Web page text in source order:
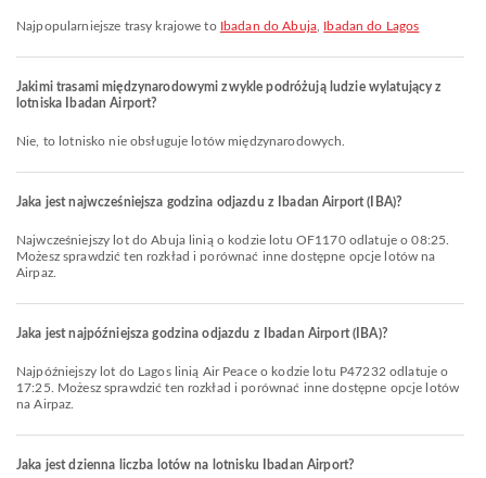
Najpopularniejsze trasy krajowe to Ibadan do Abuja Ibadan do Lagos
Jakimi trasami międzynarodowymi zwykle podróżują ludzie wylatujący z
lotniska Ibadan Airport?
Nie, to lotnisko nie obsługuje lotów międzynarodowych.
Jaka jest najwcześniejsza godzina odjazdu z Ibadan Airport (IBA)?
Najwcześniejszy lot do Abuja linią o kodzie lotu OF1170 odlatuje o 08:25.
Możesz sprawdzić ten rozkład i porównać inne dostępne opcje lotów na
Airpaz.
Jaka jest najpóźniejsza godzina odjazdu z Ibadan Airport (IBA)?
Najpóźniejszy lot do Lagos linią Air Peace o kodzie lotu P47232 odlatuje o
17:25. Możesz sprawdzić ten rozkład i porównać inne dostępne opcje lotów
na Airpaz.
Jaka jest dzienna liczba lotów na lotnisku Ibadan Airport?